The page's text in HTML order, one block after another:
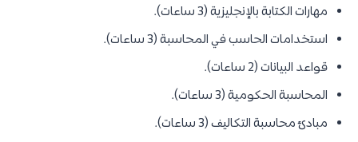
مهارات الكتابة بالإنجليزية (3 ساعات).
استخدامات الحاسب في المحاسبة (3 ساعات).
قواعد البيانات (2 ساعات).
المحاسبة الحكومية (3 ساعات).
مبادئ محاسبة التكاليف (3 ساعات).